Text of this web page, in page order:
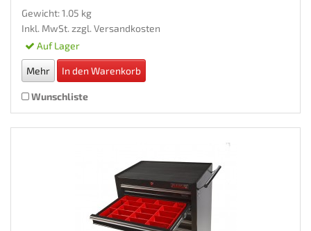
Gewicht: 1.05 kg
Inkl. MwSt. zzgl. Versandkosten
Auf Lager
Mehr In den Warenkorb
Wunschliste